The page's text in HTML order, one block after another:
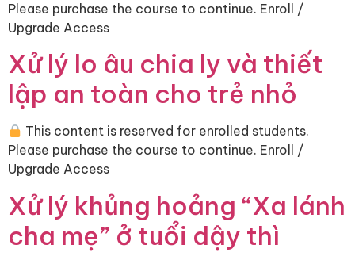
Please purchase the course to continue. Enroll /
Upgrade Access
Xử lý lo âu chia ly và thiết
lập an toàn cho trẻ nhỏ
This content is reserved for enrolled students.
Please purchase the course to continue. Enroll /
Upgrade Access
Xử lý khủng hoảng “Xa lánh
cha mẹ” ở tuổi dậy thì